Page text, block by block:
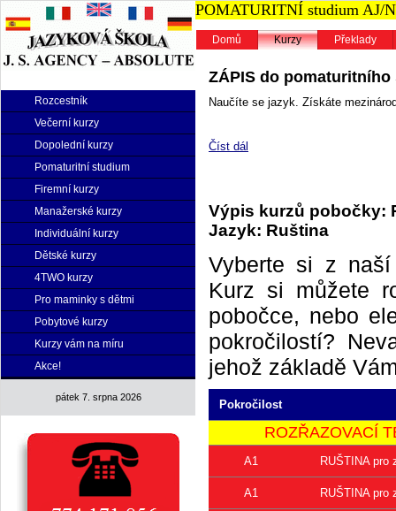
Rozcestník
Večerní kurzy
Dopolední kurzy
Pomaturitní studium
Firemní kurzy
Manažerské kurzy
Individuální kurzy
Dětské kurzy
4TWO kurzy
Pro maminky s dětmi
Pobytové kurzy
Kurzy vám na míru
Akce!
pátek 7. srpna 2026
POMATURITNÍ studium AJ/
Domů Kurzy Překlady
ZÁPIS do pomaturitního
Naučíte se jazyk. Získáte
Číst dál
Výpis kurzů pobočky:
Jazyk: Ruština
Vyberte si z
Kurz si můžete
pobočce, nebo
pokročilostí?
jehož základě
Pokročilost
ROZŘAZOVACÍ
A1 RUŠTINA pro
A1 RUŠTINA pro